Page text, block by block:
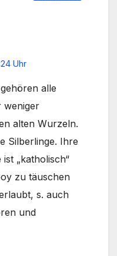
Uhr
alle
weniger
alten Wurzeln.
Silberlinge. Ihre
„katholisch“
zu täuschen
s. auch
und